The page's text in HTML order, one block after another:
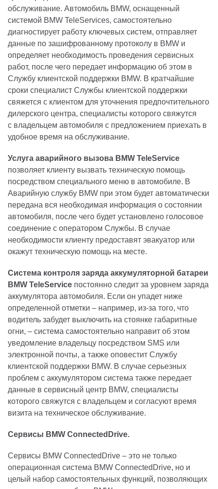
обслуживание. Автомобиль BMW, оснащенный
системой BMW TeleServices, самостоятельно
диагностирует работу ключевых систем, отправляет
данные по зашифрованному протоколу в BMW и
определяет необходимость проведения сервисных
работ, после чего передает информацию об этом в
Службу клиентской поддержки BMW. В кратчайшие
сроки специалист Службы клиентской поддержки
свяжется с клиентом для уточнения предпочтительного
дилерского центра, специалисты которого свяжутся
с владельцем автомобиля с предложением приехать в
удобное время на обслуживание.
Услуга аварийного вызова BMW TeleService
позволяет клиенту вызвать техническую помощь
посредством специального меню в автомобиле. В
Аварийную службу BMW при этом будет автоматически
передана вся необходимая информация о состоянии
автомобиля, после чего будет установлено голосовое
соединение с оператором Службы. В случае
необходимости клиенту предоставят эвакуатор или
окажут техническую помощь на месте.
Система контроля заряда аккумуляторной батареи
BMW TeleService постоянно следит за уровнем заряда
аккумулятора автомобиля. Если он упадет ниже
определенной отметки – например, из-за того, что
водитель забудет выключить на стоянке габаритные
огни, – система самостоятельно направит об этом
уведомление владельцу посредством SMS или
электронной почты, а также оповестит Службу
клиентской поддержки BMW. В случае серьезных
проблем с аккумулятором система также передает
данные в сервисный центр BMW, специалисты
которого свяжутся с владельцем и согласуют время
визита на техническое обслуживание.
Сервисы BMW ConnectedDrive.
Сервисы BMW ConnectedDrive – это не только
операционная система BMW ConnectedDrive, но и
целый набор самостоятельных функций, позволяющих